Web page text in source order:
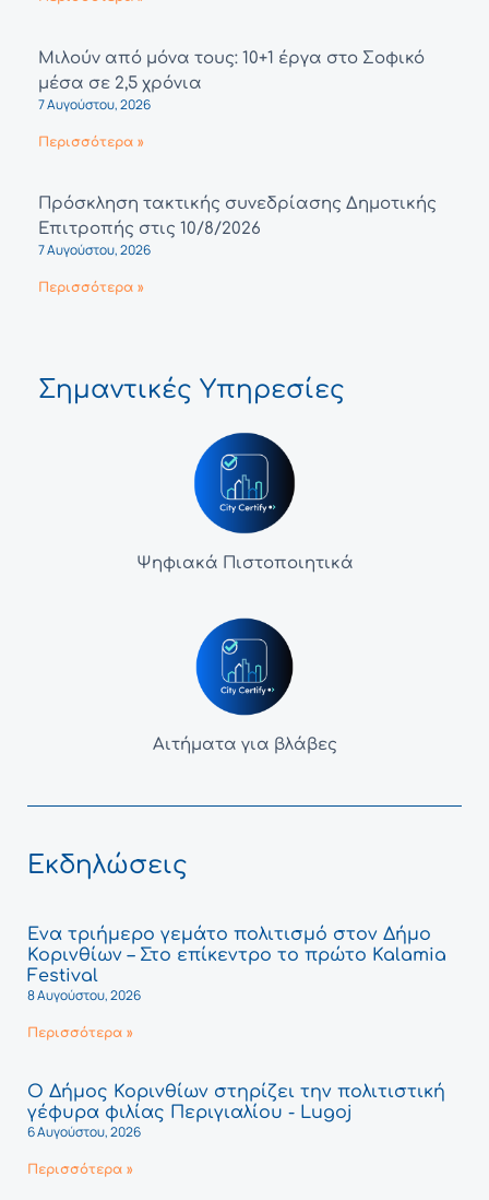
Μιλούν από μόνα τους: 10+1 έργα στο Σοφικό
μέσα σε 2,5 χρόνια
7 Αυγούστου, 2026
Περισσότερα »
Πρόσκληση τακτικής συνεδρίασης Δημοτικής
Επιτροπής στις 10/8/2026
7 Αυγούστου, 2026
Περισσότερα »
Σημαντικές Υπηρεσίες
Ψηφιακά Πιστοποιητικά
Αιτήματα για βλάβες
Εκδηλώσεις
Ένα τριήμερο γεμάτο πολιτισμό στον Δήμο
Κορινθίων – Στο επίκεντρο το πρώτο Kalamia
Festival
8 Αυγούστου, 2026
Περισσότερα »
Ο Δήμος Κορινθίων στηρίζει την πολιτιστική
γέφυρα φιλίας Περιγιαλίου - Lugoj
6 Αυγούστου, 2026
Περισσότερα »